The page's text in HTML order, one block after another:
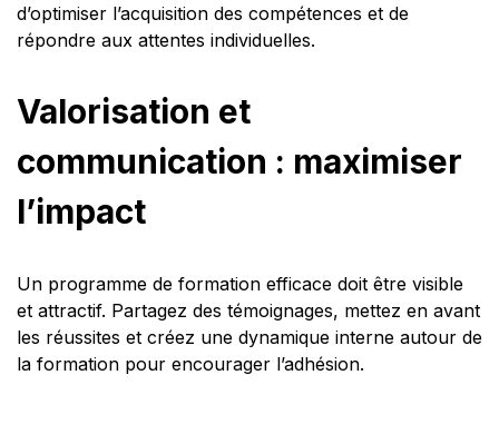
d’optimiser l’acquisition des compétences et de
répondre aux attentes individuelles.
Valorisation et
communication : maximiser
l’impact
Un programme de formation efficace doit être visible
et attractif. Partagez des témoignages, mettez en avant
les réussites et créez une dynamique interne autour de
la formation pour encourager l’adhésion.